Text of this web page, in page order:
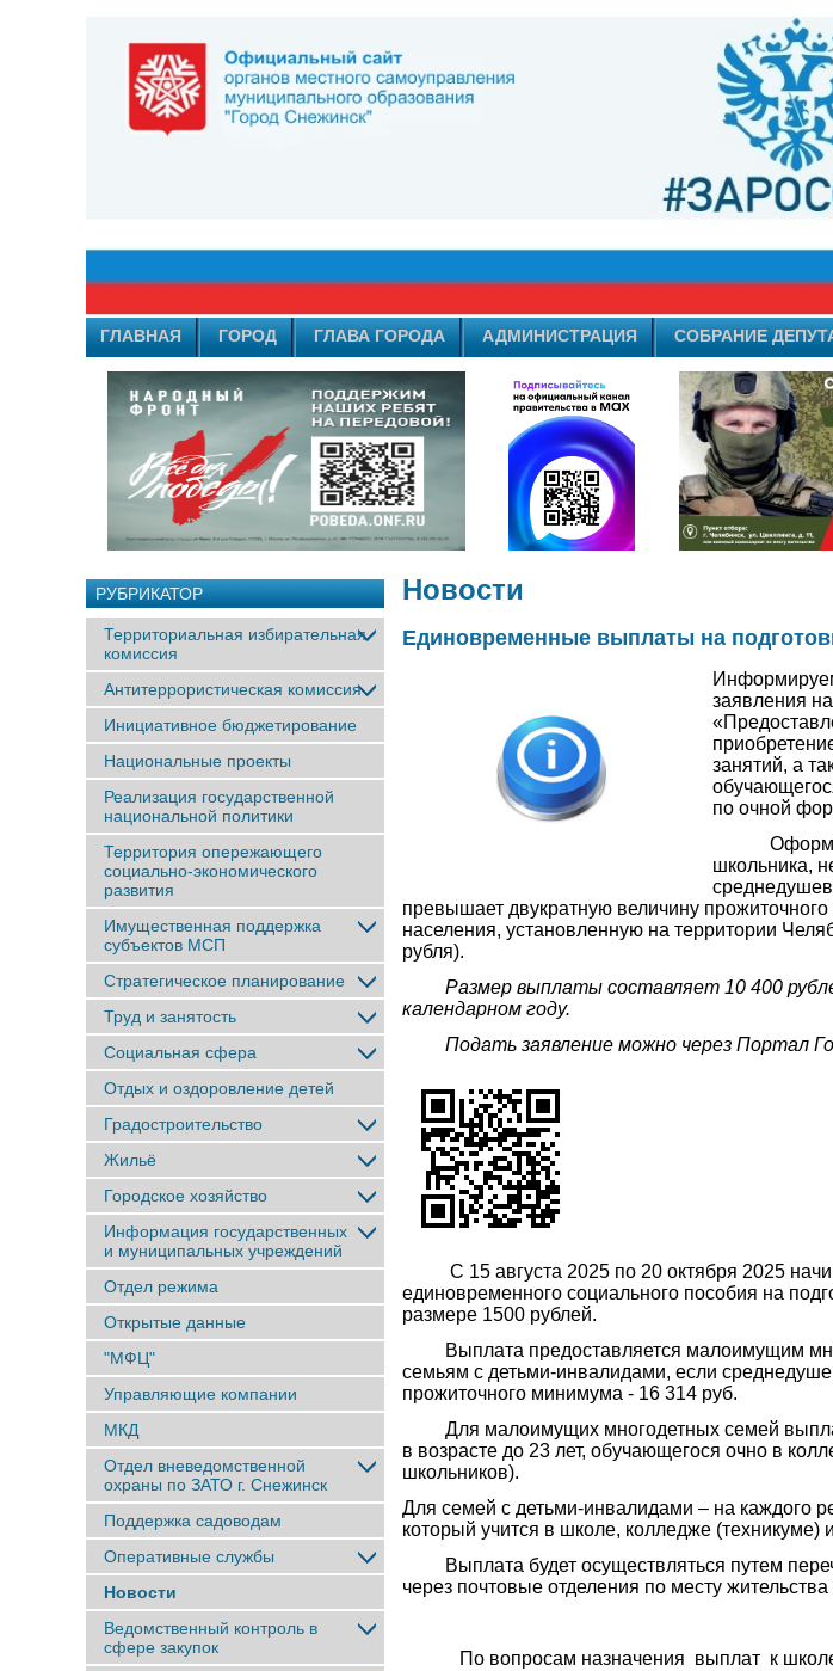
ГЛАВНАЯ ГОРОД ГЛАВА ГОРОДА АДМИНИСТРАЦИЯ СОБРАНИЕ
РУБРИКАТОР
Территориальная избирательная
комиссия
Антитеррористическая комиссия
Инициативное бюджетирование
Национальные проекты
Реализация государственной
национальной политики
Территория опережающего
социально-экономического
развития
Имущественная поддержка
субъектов МСП
Стратегическое планирование
Труд и занятость
Социальная сфера
Отдых и оздоровление детей
Градостроительство
Жильё
Городское хозяйство
Информация государственных
и муниципальных учреждений
Отдел режима
Открытые данные
"МФЦ"
Управляющие компании
МКД
Отдел вневедомственной
охраны по ЗАТО г. Снежинск
Поддержка садоводам
Оперативные службы
Новости
Ведомственный контроль в
сфере закупок
Новости
Единовременные выплаты на
заявления
занятий, а
по очной
Оформить
школьника,
превышает двукратную величину
населения, установленную на территории
рубля).
Размер выплаты составляет 10 400
календарном году.
Подать заявление можно через Портал
С 15 августа 2025 по 20 октября 2025
единовременного социального пособия на
размере 1500 рублей.
Выплата предоставляется малоимущим
семьям с детьми-инвалидами, если
прожиточного минимума - 16 314 руб.
Для малоимущих многодетных семей
в возрасте до 23 лет, обучающегося очно в
школьников).
Для семей с детьми-инвалидами – на каждого
который учится в школе, колледже
Выплата будет осуществляться путем
через почтовые отделения по месту жительства
По вопросам назначения выплат к